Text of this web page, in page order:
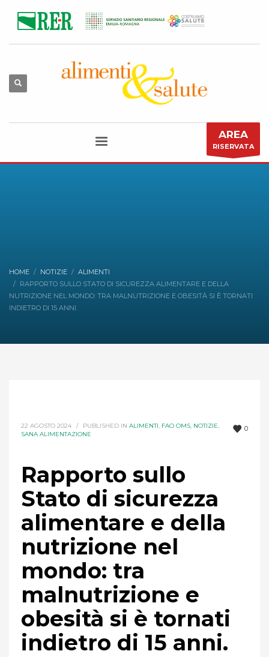
AREA
RISERVATA
HOME NOTIZIE
ALIMENTI
RAPPORTO SULLO STATO DI SICUREZZA ALIMENTARE E DELLA
NUTRIZIONE NEL MONDO: TRA MALNUTRIZIONE E OBESITÀ SI È TORNATI
INDIETRO DI 15 ANNI.
0
22 AGOSTO 2024 / PUBLISHED IN ALIMENTI, FAO OMS, NOTIZIE,
SANA ALIMENTAZIONE
Rapporto sullo
Stato di sicurezza
alimentare e della
nutrizione nel
mondo: tra
malnutrizione e
obesità si è tornati
indietro di 15 anni.